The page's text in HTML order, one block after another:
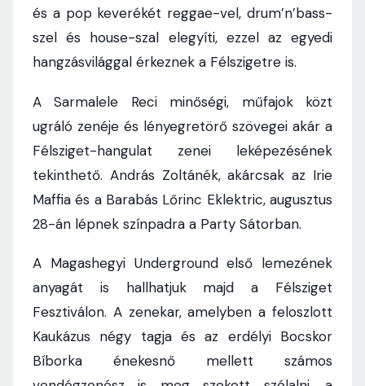
és a pop keverékét reggae-vel, drum’n’bass-
szel és house-szal elegyíti, ezzel az egyedi
hangzásvilággal érkeznek a Félszigetre is.
A Sarmalele Reci minőségi, műfajok közt
ugráló zenéje és lényegretörő szövegei akár a
Félsziget-hangulat zenei leképezésének
tekinthető. András Zoltánék, akárcsak az Irie
Maffia és a Barabás Lőrinc Eklektric, augusztus
28-án lépnek színpadra a Party Sátorban.
A Magashegyi Underground első lemezének
anyagát is hallhatjuk majd a Félsziget
Fesztiválon. A zenekar, amelyben a feloszlott
Kaukázus négy tagja és az erdélyi Bocskor
Bíborka énekesnő mellett számos